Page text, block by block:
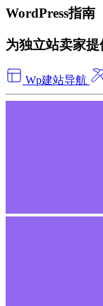
WordPress指南
为独立站卖家
Wp建站导航